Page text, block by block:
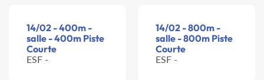
14/02 - 400m -
salle - 400m Piste
Courte
ESF -
14/02 - 800m -
salle - 800m Piste
Courte
ESF -